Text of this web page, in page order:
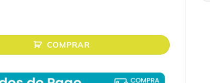
DE VIDRIO 100″(1.80 X 1.80Mts.) FORMATO 1:1 cantidad
COMPRAR